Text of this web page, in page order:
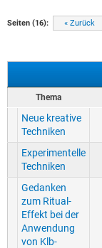
Seiten (16): « Zurück
Thema
Neue kreative
Techniken
Experimentelle
Techniken
Gedanken
zum Ritual-
Effekt bei der
Anwendung
von Klb-